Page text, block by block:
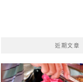
近期文章